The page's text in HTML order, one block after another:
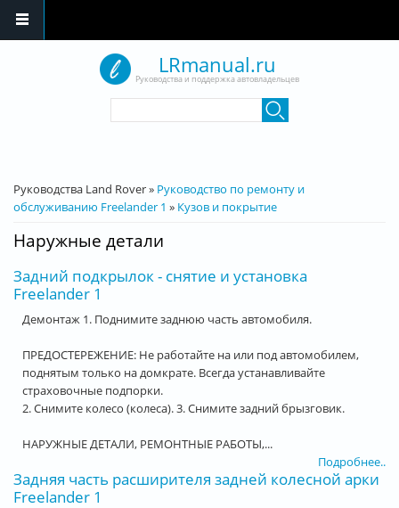
LRmanual.ru
Руководства и поддержка автовладельцев
Вы здесь
Руководства Land Rover» Руководство по ремонту и
обслуживанию Freelander 1 » Кузов и покрытие
Наружные детали
Задний подкрылок - снятие и установка
Freelander 1
Демонтаж 1. Поднимите заднюю часть автомобиля.
ПРЕДОСТЕРЕЖЕНИЕ: Не работайте на или под автомобилем,
поднятым только на домкрате. Всегда устанавливайте
страховочные подпорки.
2. Снимите колесо (колеса). 3. Снимите задний брызговик.
НАРУЖНЫЕ ДЕТАЛИ, РЕМОНТНЫЕ РАБОТЫ,...
Подробнее..
Задняя часть расширителя задней колесной арки
Freelander 1